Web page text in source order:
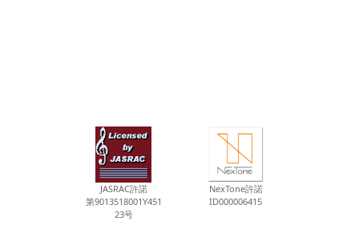
JASRAC許諾
第9013518001Y451
23号
NexTone許諾
ID000006415